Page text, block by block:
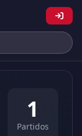
1
Partidos